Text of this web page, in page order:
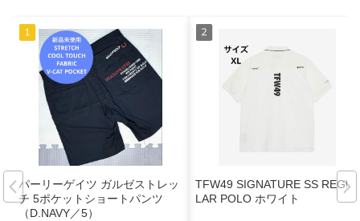
パーリーゲイツ ガルゼストレッ
チ 5ポケットショートパンツ
（D.NAVY／5）
TFW49 SIGNATURE SS REGU
LAR POLO ホワイト